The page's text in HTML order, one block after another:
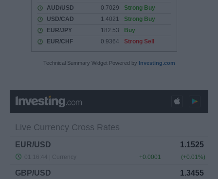
Technical Summary Widget Powered by Investing.com